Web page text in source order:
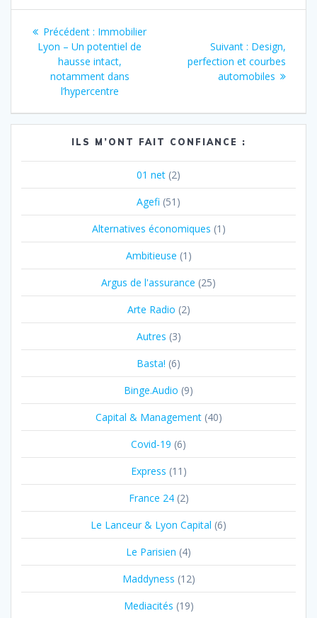
Navigation
l’article
Précédent : Article
précédent
:
Immobilier
Lyon – Un potentiel de
hausse intact,
notamment dans
l’hypercentre
Suivant : Article
suivant
:
Design,
perfection et courbes
automobiles
ILS M’ONT FAIT CONFIANCE :
01 net (2)
Agefi (51)
Alternatives économiques (1)
Ambitieuse (1)
Argus de l'assurance (25)
Arte Radio (2)
Autres (3)
Basta! (6)
Binge.Audio (9)
Capital & Management(40)
Covid-19 (6)
Express (11)
France 24(2)
Le Lanceur & Lyon Capital (6)
Le Parisien (4)
Maddyness (12)
Mediacités (19)